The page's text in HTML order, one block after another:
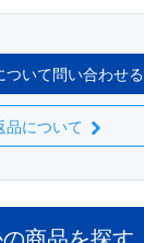
ついて問い合わせる
品について